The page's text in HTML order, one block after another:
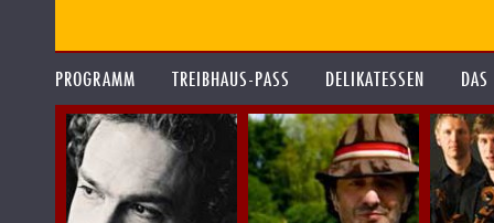
PROGRAMM TREIBHAUS-PASS DELIKATESSEN